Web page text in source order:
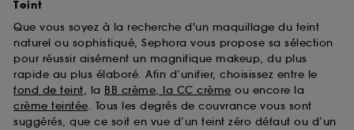
Teint
Que vous soyez à la recherche d'un maquillage du teint
naturel ou sophistiqué, Sephora vous propose sa sélection
pour réussir aisément un magnifique makeup, du plus
rapide au plus élaboré. Afin d’unifier, choisissez entre le
fond de teint, la BB crème, la CC crème ou encore la
crème teintée. Tous les degrés de couvrance vous sont
suggérés, que ce soit en vue d’un teint zéro défaut ou d’un